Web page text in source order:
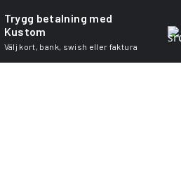
Trygg betalning med
Kustom
Välj kort, bank, swish eller faktura